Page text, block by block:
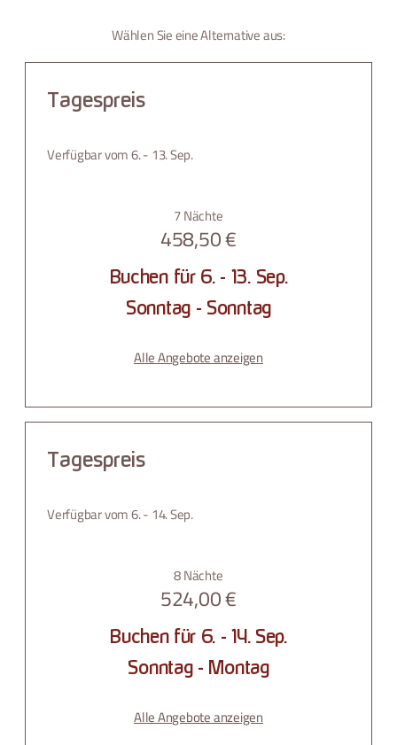
Wählen Sie eine Alternative aus:
Tagespreis
Verfügbar vom 6. - 13. Sep.
7 Nächte
458,50 €
Buchen für 6. - 13. Sep.
Sonntag - Sonntag
Alle Angebote anzeigen
Tagespreis
Verfügbar vom 6. - 14. Sep.
8 Nächte
524,00 €
Buchen für 6. - 14. Sep.
Sonntag - Montag
Alle Angebote anzeigen